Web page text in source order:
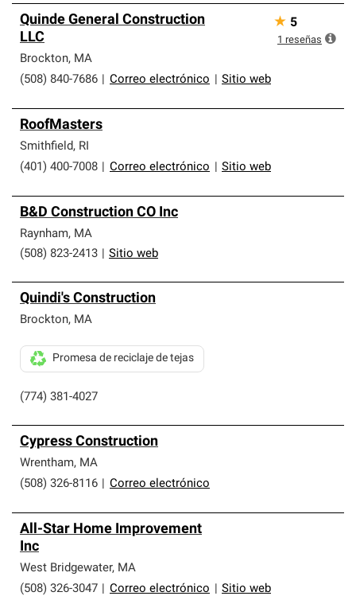
Quinde General Construction
LLC
Brockton, MA
(508) 840-7686
Correo electrónico Sitio web
★ 5
1 reseñas
RoofMasters
Smithfield, RI
(401) 400-7008
Correo electrónico Sitio web
B&D Construction CO Inc
Raynham, MA
(508) 823-2413
Sitio web
Quindi's Construction
Brockton, MA
(774) 381-4027
Promesa de reciclaje de tejas
Cypress Construction
Wrentham, MA
(508) 326-8116
Correo electrónico
All-Star Home Improvement
Inc
West Bridgewater, MA
(508) 326-3047
Correo electrónico Sitio web